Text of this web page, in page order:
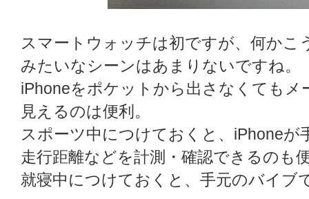
スマートウォッチは初ですが、何か
みたいなシーンはあまりないですね。
iPhoneをポケットから出さなくても
見えるのは便利。
スポーツ中につけておくと、iPhone
走行距離などを計測・確認できるのも
就寝中につけておくと、手元のバイブ